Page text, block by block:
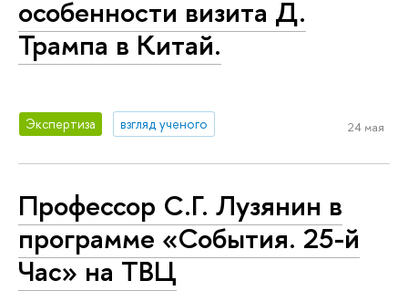
особенности визита Д.
Трампа в Китай.
Экспертиза взгляд ученого 24 мая
Профессор С.Г. Лузянин в
программе «События. 25-й
Час» на ТВЦ